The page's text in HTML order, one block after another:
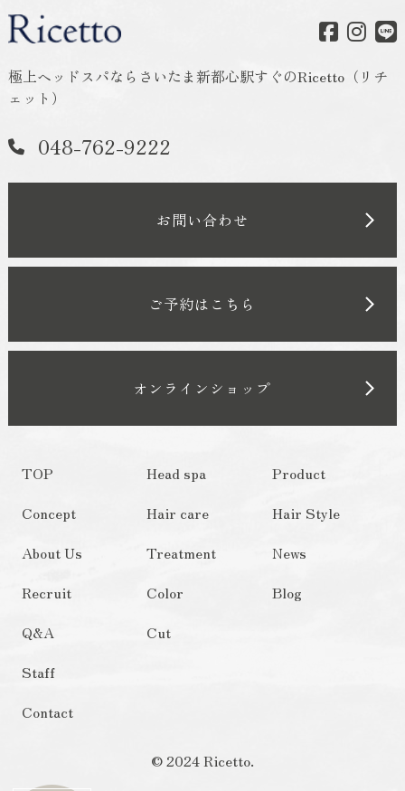
極上ヘッドスパならさいたま新都心駅すぐのRicetto（リチ
ェット）
048-762-9222
お問い合わせ
ご予約はこちら
オンラインショップ
TOP
Concept
About Us
Recruit
Q&A
Staff
Contact
Head spa
Hair care
Treatment
Color
Cut
Product
Hair Style
News
Blog
© 2024 Ricetto.